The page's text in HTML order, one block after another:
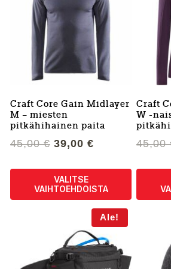
useampi
muunnelma.
valinnat
sivulla.
tehdä
valinnat
tuotteen
Craft Core Gain Midlayer
M – miesten
pitkähihainen paita
45,00€ Alkuperäinen
oli:
45,00 €.
39,00 € Nykyinen
on:
39,00 €.
VALITSE
VAIHTOEHDOISTA
useampi
Craft
W -
45,00
Ale!